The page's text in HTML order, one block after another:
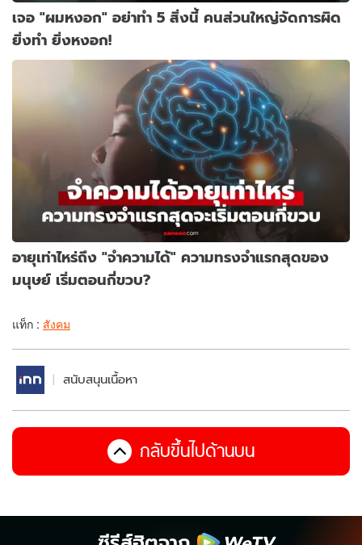
เจอ "ผมหงอก" อย่าทำ 5 สิ่งนี้ คนส่วนใหญ่จัดการผิด
ยิ่งทำ ยิ่งหงอก!
อายุเท่าไหร่ถึง "จำความได้" ความทรงจำแรกสุดของ
มนุษย์ เริ่มตอนกี่ขวบ?
แท็ก : สังคม
สนับสนุนเนื้อหา
กลับขึ้นไปด้านบน